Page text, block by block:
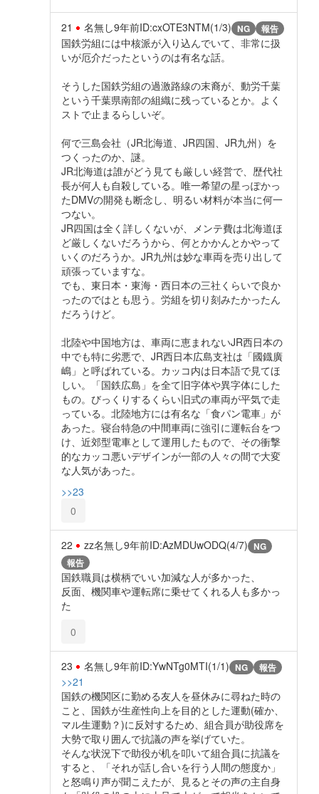
21 名無し9年前ID:cxOTE3NTM(1/3) NG 報告
国鉄労組には中核派が入り込んでいて、非常に扱
いが厄介だったというのは有名な話。
そうした国鉄労組の過激路線の末裔が、動労千葉
という千葉県南部の組織に残っているとか。よく
ストで止まるらしいぞ。
何で三島会社（JR北海道、JR四国、JR九州）を
つくったのか、謎。
JR北海道は誰がどう見ても厳しい経営で、歴代社
長が何人も自殺している。唯一希望の星っぽかっ
たDMVの開発も断念し、明るい材料が本当に何一
つない。
JR四国は全く詳しくないが、メンテ費は北海道ほ
ど厳しくないだろうから、何とかかんとかやって
いくのだろうか。JR九州は妙な車両を売り出して
頑張っていますな。
でも、東日本・東海・西日本の三社くらいで良か
ったのではとも思う。労組を切り刻みたかったん
だろうけど。
北陸や中国地方は、車両に恵まれないJR西日本の
中でも特に劣悪で、JR西日本広島支社は「國鐡廣
嶋」と呼ばれている。カッコ内は日本語で見てほ
しい。「国鉄広島」を全て旧字体や異字体にした
もの。びっくりするくらい旧式の車両が平気で走
っている。北陸地方には有名な「食パン電車」が
あった。寝台特急の中間車両に強引に運転台をつ
け、近郊型電車として運用したもので、その衝撃
的なカッコ悪いデザインが一部の人々の間で大変
な人気があった。
>>23
0
22 zz名無し9年前ID:AzMDUwODQ(4/7) NG
報告
国鉄職員は横柄でいい加減な人が多かった、
反面、機関車や運転席に乗せてくれる人も多かっ
た
0
23 名無し9年前ID:YwNTg0MTI(1/1) NG 報告
>>21
国鉄の機関区に勤める友人を昼休みに尋ねた時の
こと、国鉄が生産性向上を目的とした運動(確か、
マル生運動？)に反対するため、組合員が助役席を
大勢で取り囲んで抗議の声を挙げていた。
そんな状況下で助役が机を叩いて組合員に抗議を
すると、「それが話し合いを行う人間の態度か」
と怒鳴り声が聞こえたが、見るとその声の主自身